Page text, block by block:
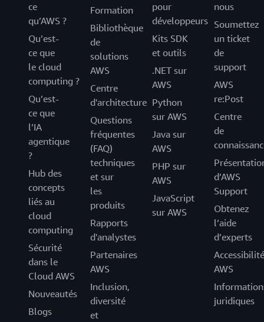
ce
qu’AWS ?
Qu’est-
ce que
le cloud
computing ?
Qu’est-
ce que
l’IA
agentique
?
Hub des
concepts
liés au
cloud
computing
Sécurité
dans le
Cloud AWS
Nouveautés
Blogs
Formation
Bibliothèque
de
solutions
AWS
Centre
d'architecture
Questions
fréquentes
(FAQ)
techniques
et sur
les
produits
Rapports
d'analystes
Partenaires
AWS
Inclusion,
diversité
et
pour
développeurs
Kits SDK
et outils
.NET sur
AWS
Python
sur AWS
Java sur
AWS
PHP sur
AWS
JavaScript
sur AWS
nous
Soumettez
un ticket
de
support
AWS
re:Post
Centre
de
d’AWS
Support
Obtenez
l’aide
d’experts
Accessibilité
AWS
juridiques